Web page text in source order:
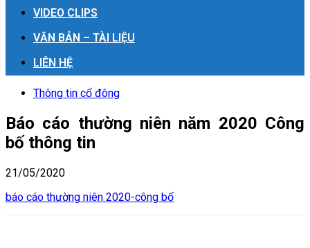
VIDEO CLIPS
VĂN BẢN – TÀI LIỆU
LIÊN HỆ
Thông tin cổ đông
Báo cáo thường niên năm 2020 Công
bố thông tin
21/05/2020
báo cáo thường niên 2020-công bố